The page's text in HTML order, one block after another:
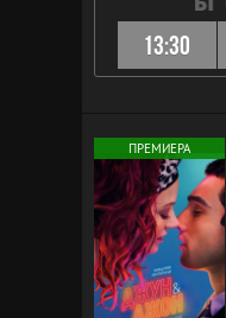
13:30
ПРЕМИЕРА